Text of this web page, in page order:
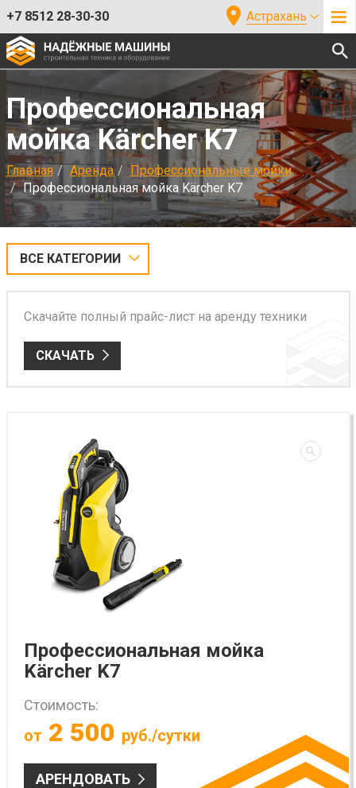
+7 8512 28-30-30 Астрахань
Профессиональная
мойка Kärcher K7
Главная Аренда
Профессиональные мойки
Профессиональная мойка Kärcher K7
ВСЕ КАТЕГОРИИ
Скачайте полный прайс-лист на аренду техники
СКАЧАТЬ
Профессиональная мойка
Kärcher K7
Стоимость:
от 2 500 руб./сутки
АРЕНДОВАТЬ